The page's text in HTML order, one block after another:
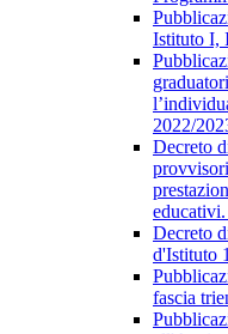
Istituto I,
2022/
Decreto
Decreto
d'Istituto
fascia